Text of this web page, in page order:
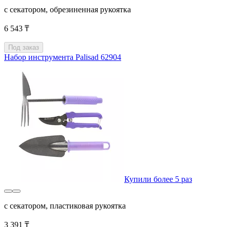
с секатором, обрезиненная рукоятка
6 543 ₸
Под заказ
Набор инструмента Palisad 62904
Купили более 5 раз
с секатором, пластиковая рукоятка
3 391 ₸